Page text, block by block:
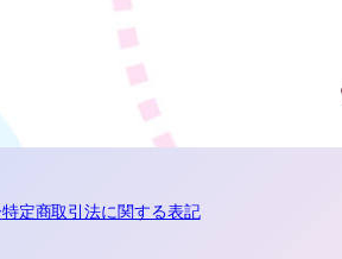
特定商取引法に関する表記